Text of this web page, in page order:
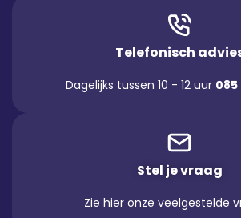
Telefonisch
Dagelijks tussen 10 - 12 uur 085
Stel je vraag
Zie hier onze veelgestelde